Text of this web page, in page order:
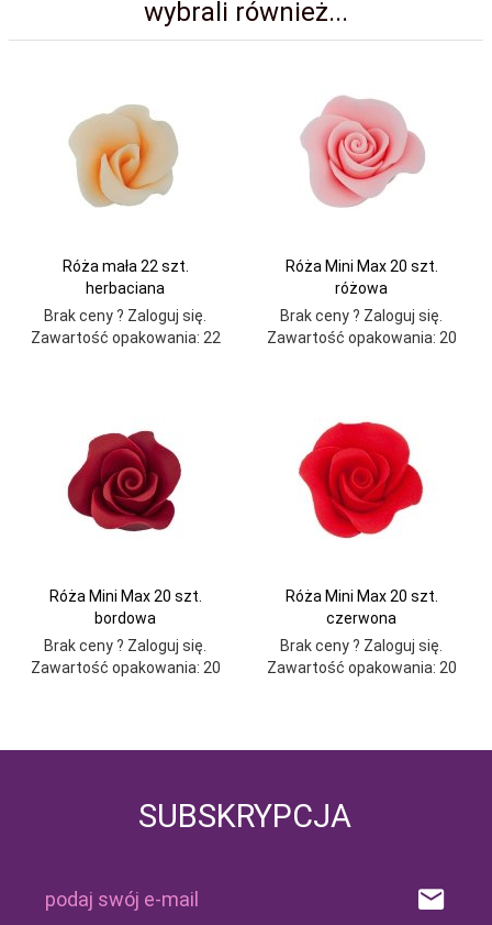
wybrali również...
Róża mała 22 szt.
herbaciana
Brak ceny ? Zaloguj się.
Zawartość opakowania: 22
Róża Mini Max 20 szt.
różowa
Brak ceny ? Zaloguj się.
Zawartość opakowania: 20
Róża Mini Max 20 szt.
bordowa
Brak ceny ? Zaloguj się.
Zawartość opakowania: 20
Róża Mini Max 20 szt.
czerwona
Brak ceny ? Zaloguj się.
Zawartość opakowania: 20
SUBSKRYPCJA
podaj swój e-mail